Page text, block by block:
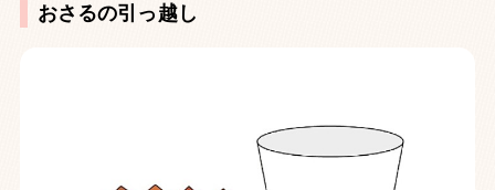
おさるの引っ越し